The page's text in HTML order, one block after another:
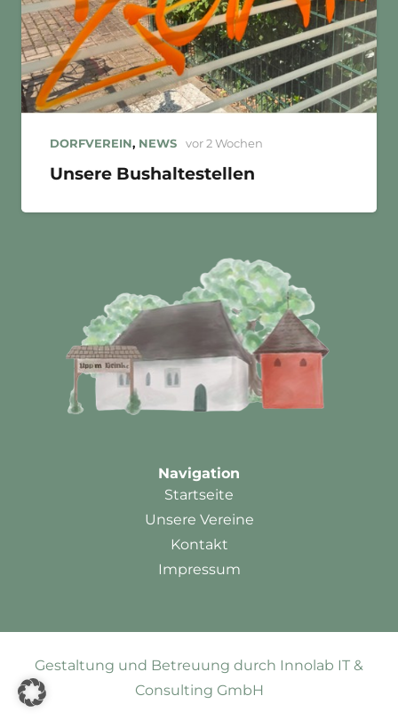
DORFVEREIN, NEWS vor 2 Wochen
Unsere Bushaltestellen
Navigation
Startseite
Unsere Vereine
Kontakt
Impressum
Gestaltung und Betreuung durch Innolab IT &
Consulting GmbH